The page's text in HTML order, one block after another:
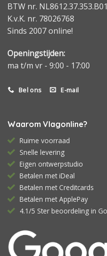
BTW nr. NL8612.37.353.B01
K.v.K. nr. 78026768
Sinds 2007 online!
Openingstijden:
ma t/m vr - 9:00 - 17:00
Bel ons E-mail
Waarom Vlagonline?
Ruime voorraad
Snelle levering
Eigen ontwerpstudio
Betalen met iDeal
Betalen met Creditcards
Betalen met ApplePay
4.1/5 Ster beoordeling in